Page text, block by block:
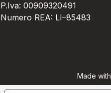
P.Iva: 00909320491
Numero REA: LI–85483
Made with